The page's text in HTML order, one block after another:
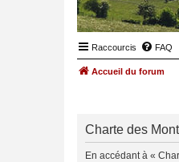
Raccourcis FAQ
Accueil du forum
Charte des
En accédant à «